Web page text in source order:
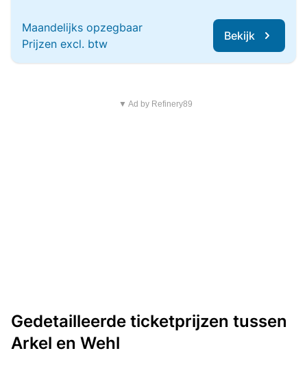
Maandelijks opzegbaar
Prijzen excl. btw
Bekijk
▼ Ad by Refinery89
Gedetailleerde ticketprijzen tussen
Arkel en Wehl